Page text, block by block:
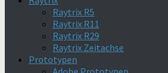
Raytrix R5
Raytrix R11
Raytrix R29
Raytrix Zeitachse
Prototypen